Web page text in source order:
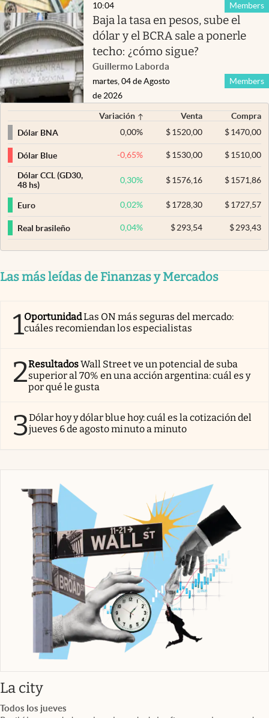
Members
10:04
Baja la tasa en pesos, sube el
dólar y el BCRA sale a ponerle
techo: ¿cómo sigue?
Guillermo Laborda
Members
martes, 04 de Agosto
de 2026
Variación Venta
Compra
Dólar BNA
0,00% $ 1520,00 $1470,00
Dólar Blue -0,65% $ 1530,00 $1510,00
Dólar CCL (GD30,
48 hs)
0,30% $ 1576,16 $1571,86
Euro 0,02% $ 1728,30 $1727,57
Real brasileño 0,04% $293,54 $293,43
Las más leídas de Finanzas y Mercados
1OportunidadLas ON más seguras del mercado:
cuáles recomiendan los especialistas
2ResultadosWall Street ve un potencial de suba
superior al 70% en una acción argentina: cuál es y
por qué le gusta
3Dólar hoy y dólar blue hoy: cuál es la cotización del
jueves 6 de agosto minuto a minuto
La cityabre en nueva pestaña
Todos los jueves